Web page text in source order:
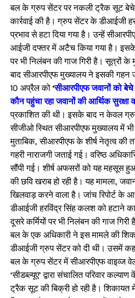
बल के ग्रुप सेंटर पर नकली ट्रैक सूट बेचे
कार्रवाई की है। ग्रुप सेंटर के डीआईजी
प्रभाव से हटा दिया गया है। उन्हें
आईजी दफ्तर में अटैच किया गया है। इसके
पर भी निलंबन की गाज गिरी है। सूत्रों
बाद सीआरपीएफ मुख्यालय ने इसकी गहन
10 अप्रैल को ‘सीआरपीएफ जवानों को
कौन पहुंचा रहा जवानों की आर्थिक सुरक्षा
प्रकाशित की थी। इसके बाद न केवल
सीजीओ स्थित सीआरपीएफ मुख्यालय में
मुताबिक, सीआरपीएफ के शीर्ष नेतृत्व
गहरी नाराजगी जताई गई। वरिष्ठ
सौंपी गई। शीर्ष अफसरों को यह महसूस
की छवि खराब हो रही है। यह मामला,
खिलवाड़ करने वाला है। जांच रिपोर्ट के
डीआईजी हरविंद्र सिंह कलश को हटाने
दूसरे कर्मियों पर भी निलंबन की गाज गिरी
बल के एक अधिकारी ने इस मामले की
डीआईजी ग्रुप सेंटर को दी थी। उसमें कहा
बल के ग्रुप सेंटर में सीआरपीएफ वाइव्ज
‘सीडब्ल्यूए’ द्वारा संचालित परिवार
ट्रैक सूट की बिक्री हो रही है। शिकायत